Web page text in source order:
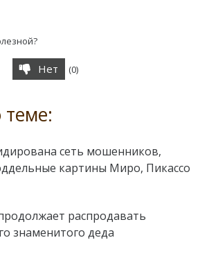
Нет (0)
сеть мошенников,
картины Миро, Пикассо
распродавать
знаменитого деда